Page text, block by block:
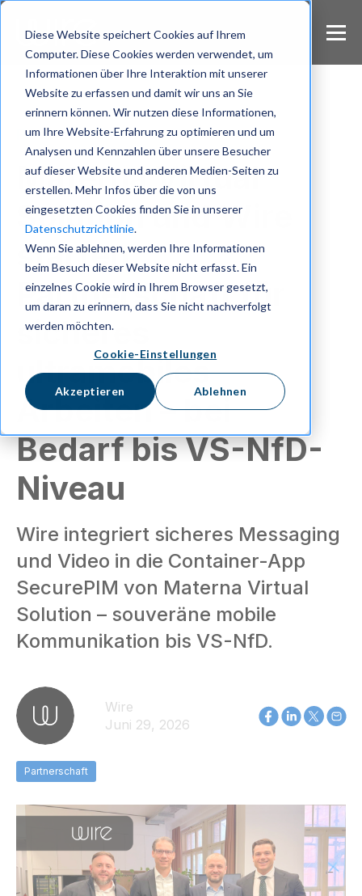
Diese Website speichert Cookies auf Ihrem
Computer. Diese Cookies werden verwendet, um
Informationen über Ihre Interaktion mit unserer
Website zu erfassen und damit wir uns an Sie
erinnern können. Wir nutzen diese Informationen,
um Ihre Website-Erfahrung zu optimieren und um
Analysen und Kennzahlen über unsere Besucher
auf dieser Website und anderen Medien-Seiten zu
erstellen. Mehr Infos über die von uns
eingesetzten Cookies finden Sie in unserer
Datenschutzrichtlinie.
Wenn Sie ablehnen, werden Ihre Informationen
beim Besuch dieser Website nicht erfasst. Ein
einzelnes Cookie wird in Ihrem Browser gesetzt,
um daran zu erinnern, dass Sie nicht nachverfolgt
werden möchten.
Cookie-Einstellungen
Akzeptieren Ablehnen
S
Partnerschaft
Materna Virtual
Solution und Wire
starten
Partnerschaft für
sicheres
ultramobiles
Arbeiten – bei
Bedarf bis VS-NfD-
Niveau
Wire integriert sicheres Messaging
und Video in die Container-App
SecurePIM von Materna Virtual
Solution – souveräne mobile
Kommunikation bis VS-NfD.
Wire
Juni 29, 2026
Partnerschaft